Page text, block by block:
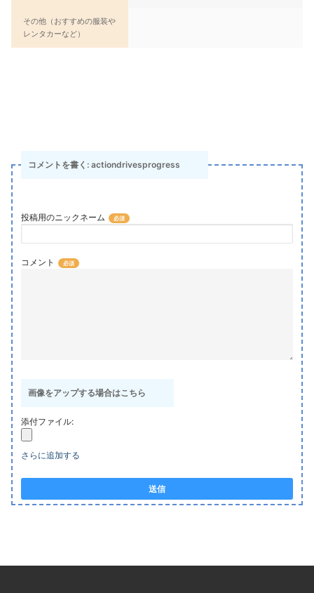
その他（おすすめの服装や
レンタカーなど）
コメントを書く: actiondrivesprogress
投稿用のニックネーム
コメント
画像をアップする場合はこちら
添付ファイル:
さらに追加する
送信